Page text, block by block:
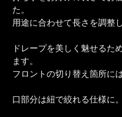
た。
用途に合わせて長さを調整
ドレープを美しく魅せるた
ます。
フロントの切り替え箇所に
口部分は紐で絞れる仕様に。